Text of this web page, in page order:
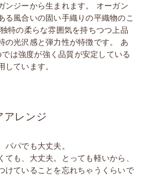
ンジーから生まれます。 オーガン
る風合いの固い手織りの平織物のこ
特の柔らな雰囲気を持ちつつ上品
の光沢感と弾力性が特徴です。 あ
は強度が強く品質が安定している
ています。
レンジ
パでも大丈夫。
も、大丈夫。とっても軽いから、
けていることを忘れちゃうくらいで